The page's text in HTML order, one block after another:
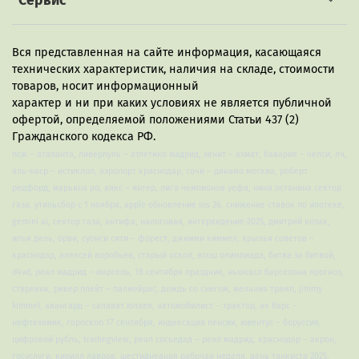
Вся представленная на сайте информация, касающаяся
технических характеристик, наличия на складе, стоимости
товаров, носит информационный
характер и ни при каких условиях не является публичной
офертой, определяемой положениями Статьи 437 (2)
Гражданского кодекса РФ.